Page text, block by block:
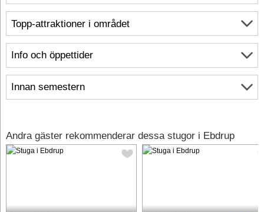
Info och öppettider
Innan semestern
Topp-attraktioner i området
Andra gäster rekommenderar dessa stugor i Ebdrup